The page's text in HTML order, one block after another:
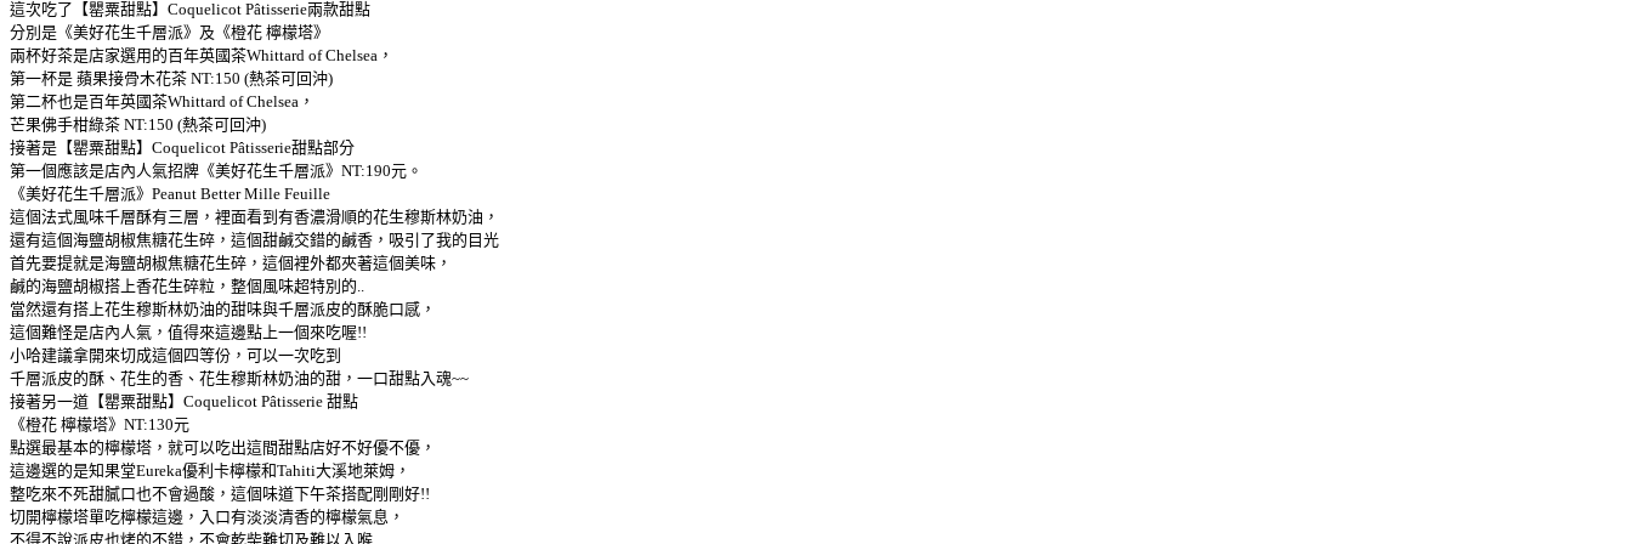
這次吃了【罌粟甜點】Coquelicot Pâtisserie兩款甜點
分別是《美好花生千層派》及《橙花 檸檬塔》
兩杯好茶是店家選用的百年英國茶Whittard of Chelsea，
第一杯是 蘋果接骨木花茶 NT:150 (熱茶可回沖)
第二杯也是百年英國茶Whittard of Chelsea，
芒果佛手柑綠茶 NT:150 (熱茶可回沖)
接著是【罌粟甜點】Coquelicot Pâtisserie甜點部分
第一個應該是店內人氣招牌《美好花生千層派》NT:190元。
《美好花生千層派》Peanut Better Mille Feuille
這個法式風味千層酥有三層，裡面看到有香濃滑順的花生穆斯林奶油，
還有這個海鹽胡椒焦糖花生碎，這個甜鹹交錯的鹹香，吸引了我的目光
首先要提就是海鹽胡椒焦糖花生碎，這個裡外都夾著這個美味，
鹹的海鹽胡椒搭上香花生碎粒，整個風味超特別的..
當然還有搭上花生穆斯林奶油的甜味與千層派皮的酥脆口感，
這個難怪是店內人氣，值得來這邊點上一個來吃喔!!
小哈建議拿開來切成這個四等份，可以一次吃到
千層派皮的酥、花生的香、花生穆斯林奶油的甜，一口甜點入魂~~
接著另一道【罌粟甜點】Coquelicot Pâtisserie 甜點
《橙花 檸檬塔》NT:130元
點選最基本的檸檬塔，就可以吃出這間甜點店好不好優不優，
這邊選的是知果堂Eureka優利卡檸檬和Tahiti大溪地萊姆，
整吃來不死甜膩口也不會過酸，這個味道下午茶搭配剛剛好!!
切開檸檬塔單吃檸檬這邊，入口有淡淡清香的檸檬氣息，
不得不說派皮也烤的不錯，不會乾柴難切及難以入喉..